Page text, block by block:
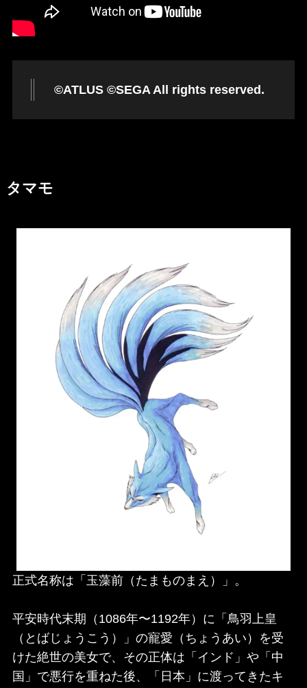
©ATLUS ©SEGA All rights reserved.
タマモ
正式名称は「玉藻前（たまものまえ）」。
平安時代末期（1086年〜1192年）に「鳥羽上皇
（とばじょうこう）」の寵愛（ちょうあい）を受
けた絶世の美女で、その正体は「インド」や「中
国」で悪行を重ねた後、「日本」に渡ってきたキ